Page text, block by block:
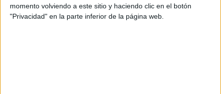
momento volviendo a este sitio y haciendo clic en el botón
"Privacidad" en la parte inferior de la página web.
Sin pelos en la lengua